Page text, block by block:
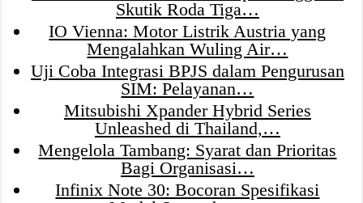
Skutik Roda Tiga…
IO Vienna: Motor Listrik Austria yang
Mengalahkan Wuling Air…
Uji Coba Integrasi BPJS dalam Pengurusan
SIM: Pelayanan…
Mitsubishi Xpander Hybrid Series
Unleashed di Thailand,…
Mengelola Tambang: Syarat dan Prioritas
Bagi Organisasi…
Infinix Note 30: Bocoran Spesifikasi